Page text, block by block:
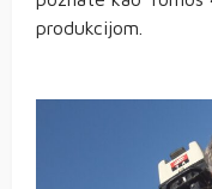
produkcijom.